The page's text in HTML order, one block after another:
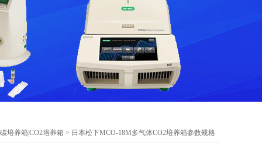
培养箱|CO2培养箱 > 日本松下MCO-18M多气体CO2培养箱参数规格